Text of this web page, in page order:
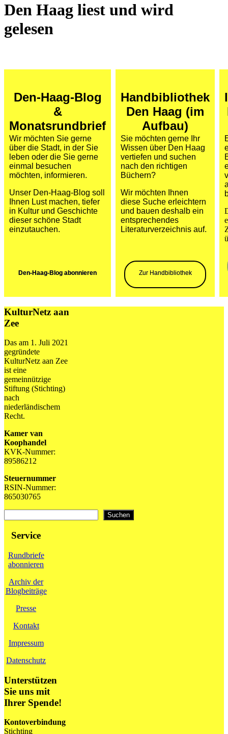
Den Haag liest und wird
gelesen
Den-Haag-Blog
&
Monatsrundbrief
Handbibliothek
Den Haag (im
Aufbau)
Wir möchten Sie gerne
über die Stadt, in der Sie
leben oder die Sie gerne
einmal besuchen
möchten, informieren.
Unser Den-Haag-Blog soll
Ihnen Lust machen, tiefer
in Kultur und Geschichte
dieser schöne Stadt
einzutauchen.
Sie möchten gerne Ihr
Wissen über Den Haag
vertiefen und suchen
nach den richtigen
Büchern?
Wir möchten Ihnen
diese Suche erleichtern
und bauen deshalb ein
entsprechendes
Literaturverzeichnis auf.
Den-Haag-Blog abonnieren Zur Handbibliothek
KulturNetz aan
Zee
Das am 1. Juli 2021
gegründete
KulturNetz aan Zee
ist eine
gemeinnützige
Stiftung (Stichting)
nach
niederländischem
Recht.
Kamer van
Koophandel
KVK-Nummer:
89586212
Steuernummer
RSIN-Nummer:
865030765
Suchen
Service
Rundbriefe
abonnieren
Archiv der
Blogbeiträge
Presse
Kontakt
Impressum
Datenschutz
Unterstützen
Sie uns mit
Ihrer Spende!
Kontoverbindung
Stichting